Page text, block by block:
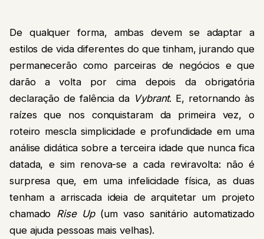
De qualquer forma, ambas devem se adaptar a
estilos de vida diferentes do que tinham, jurando que
permanecerão como parceiras de negócios e que
darão a volta por cima depois da obrigatória
declaração de falência da Vybrant. E, retornando às
raízes que nos conquistaram da primeira vez, o
roteiro mescla simplicidade e profundidade em uma
análise didática sobre a terceira idade que nunca fica
datada, e sim renova-se a cada reviravolta: não é
surpresa que, em uma infelicidade física, as duas
tenham a arriscada ideia de arquitetar um projeto
chamado Rise Up(um vaso sanitário automatizado
que ajuda pessoas mais velhas).